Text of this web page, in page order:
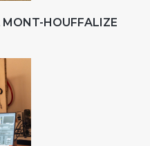
MONT-HOUFFALIZE